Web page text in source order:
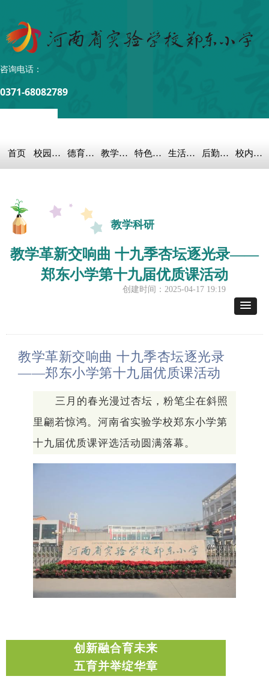
0371-68082789
咨询电话：
首页 校园概况 德育之窗 教学科研 特色教育 生活教育 后勤保障 校内链接
教学科研
教学革新交响曲 十九季杏坛逐光录——
郑东小学第十九届优质课活动
创建时间： 2025-04-17 19:19
教学革新交响曲 十九季杏坛逐光录
——郑东小学第十九届优质课活动
三 月的春光漫过杏坛，粉笔尘在斜照
里翩若惊鸿。河南省实验学校郑东小学第
十九届优质课评选活动圆满落幕。
创新融合育未来
五育并举绽华章